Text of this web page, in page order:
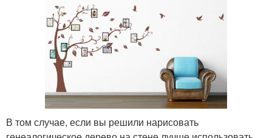
В том случае, если вы решили нарисовать